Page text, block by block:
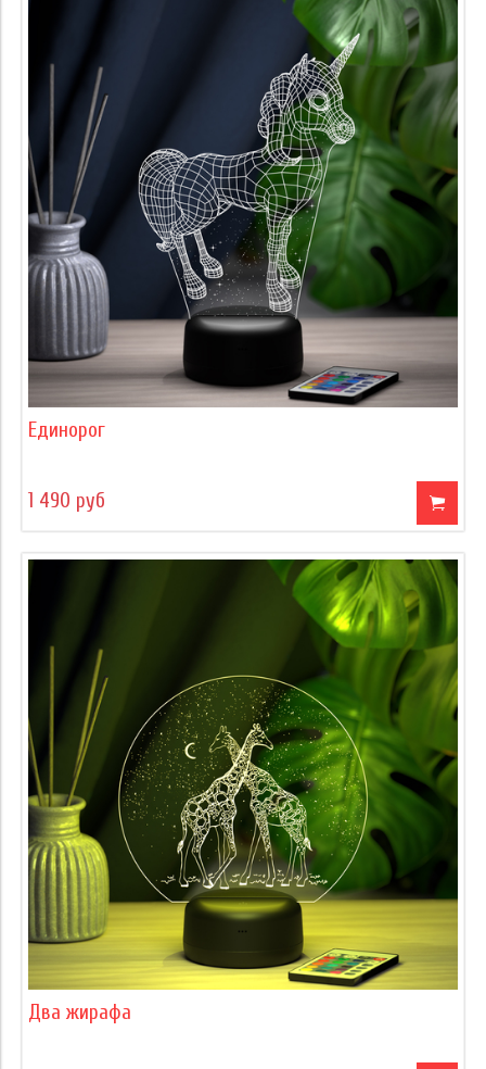
Единорог
1 490 руб
Два жирафа